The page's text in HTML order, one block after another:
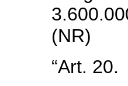
3.600.
(NR)
“Art. 20.